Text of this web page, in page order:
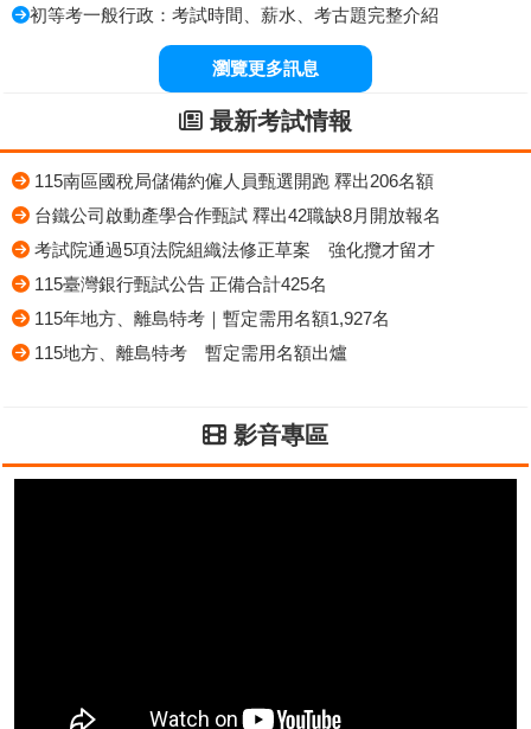
初等考一般行政：考試時間、薪水、考古題完整介紹
瀏覽更多訊息
最新考試情報
115南區國稅局儲備約僱人員甄選開跑 釋出206名額
台鐵公司啟動產學合作甄試 釋出42職缺8月開放報名
考試院通過5項法院組織法修正草案 強化攬才留才
115臺灣銀行甄試公告 正備合計425名
115年地方、離島特考｜暫定需用名額1,927名
115地方、離島特考 暫定需用名額出爐
影音專區